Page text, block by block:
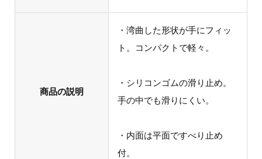
商品の説明
・湾曲した形状が手にフィッ
ト。コンパクトで軽々。
・シリコンゴムの滑り止め。
手の中でも滑りにくい。
・内面は平面ですべり止め
付。